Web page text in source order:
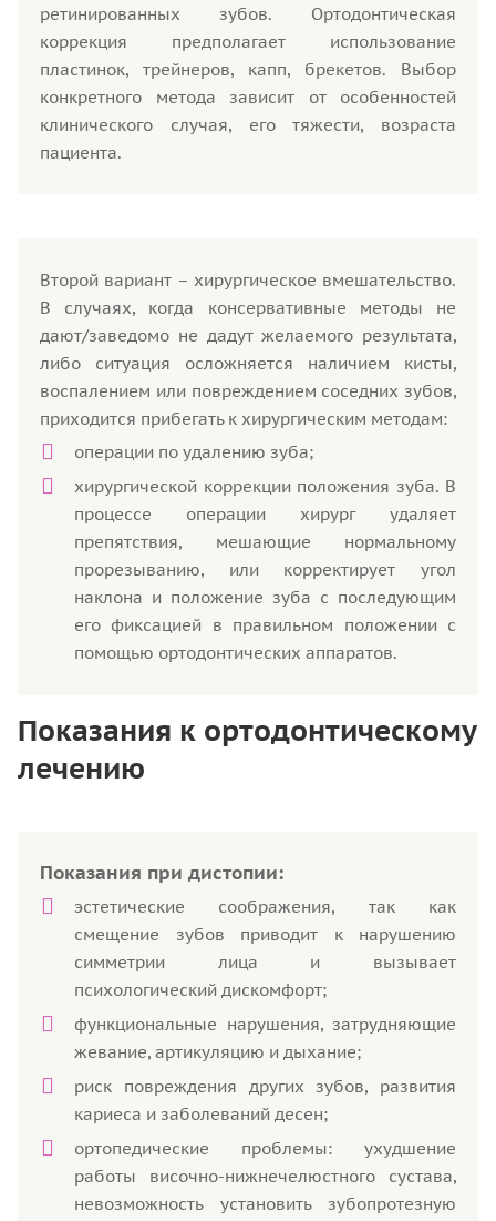
ретинированных зубов. Ортодонтическая
коррекция предполагает использование
пластинок, трейнеров, капп, брекетов. Выбор
конкретного метода зависит от особенностей
клинического случая, его тяжести, возраста
пациента.
Второй вариант – хирургическое вмешательство.
В случаях, когда консервативные методы не
дают/заведомо не дадут желаемого результата,
либо ситуация осложняется наличием кисты,
воспалением или повреждением соседних зубов,
приходится прибегать к хирургическим методам:
операции по удалению зуба;
хирургической коррекции положения зуба. В
процессе операции хирург удаляет
препятствия, мешающие нормальному
прорезыванию, или корректирует угол
наклона и положение зуба с последующим
его фиксацией в правильном положении с
помощью ортодонтических аппаратов.
Показания к ортодонтическому
лечению
Показания при дистопии:
эстетические соображения, так как
смещение зубов приводит к нарушению
симметрии лица и вызывает
психологический дискомфорт;
функциональные нарушения, затрудняющие
жевание, артикуляцию и дыхание;
риск повреждения других зубов, развития
кариеса и заболеваний десен;
ортопедические проблемы: ухудшение
работы височно-нижнечелюстного сустава,
невозможность установить зубопротезную